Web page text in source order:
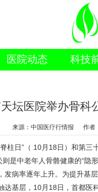
医院动态
科技
坛医院举办骨科
来源：中国医疗行情报 作者
日”（ 10月18日）和第三
是中老年人骨骼健康的“隐
发病率逐年上升。为提升基
达基层，10月18日，首都医